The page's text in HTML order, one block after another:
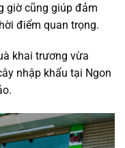
giờ cũng giúp đảm
điểm quan trọng.
khai trương vừa
nhập khẩu tại Ngon